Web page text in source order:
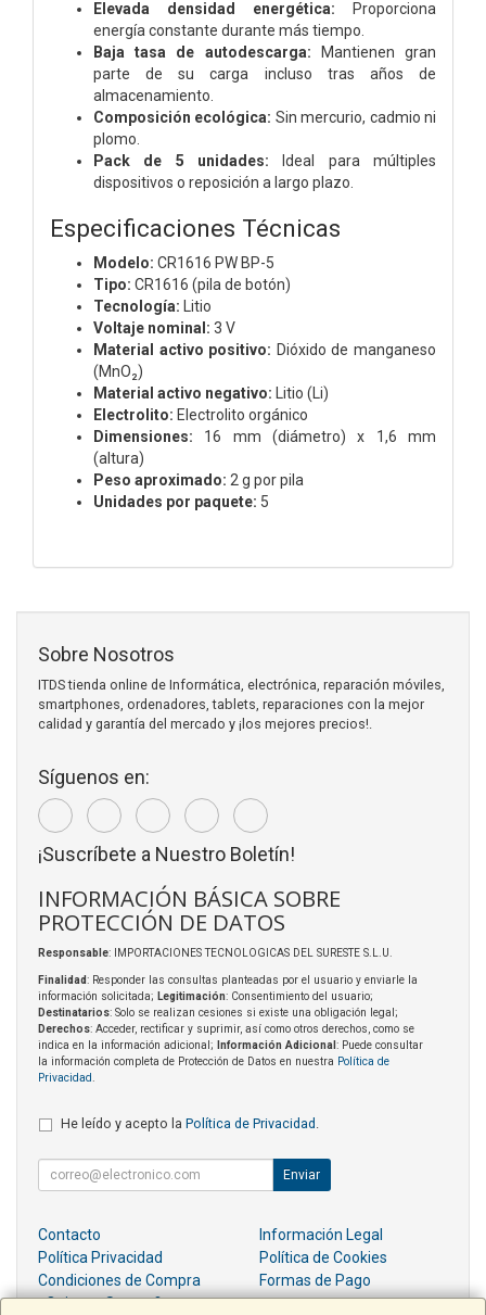
Elevada densidad energética: Proporciona
energía constante durante más tiempo.
Baja tasa de autodescarga: Mantienen gran
parte de su carga incluso tras años de
almacenamiento.
Composición ecológica: Sin mercurio, cadmio ni
plomo.
Pack de 5 unidades: Ideal para múltiples
dispositivos o reposición a largo plazo.
Especificaciones Técnicas
Modelo: CR1616 PW BP-5
Tipo: CR1616 (pila de botón)
Tecnología: Litio
Voltaje nominal: 3 V
Material activo positivo: Dióxido de manganeso
(MnO₂)
Material activo negativo: Litio (Li)
Electrolito: Electrolito orgánico
Dimensiones: 16 mm (diámetro) x 1,6 mm
(altura)
Peso aproximado: 2 g por pila
Unidades por paquete: 5
Sobre Nosotros
ITDS tienda online de Informática, electrónica, reparación móviles,
smartphones, ordenadores, tablets, reparaciones con la mejor
calidad y garantía del mercado y ¡los mejores precios!.
Síguenos en:
¡Suscríbete a Nuestro Boletín!
INFORMACIÓN BÁSICA SOBRE
PROTECCIÓN DE DATOS
Responsable: IMPORTACIONES TECNOLOGICAS DEL SURESTE S.L.U.
Finalidad: Responder las consultas planteadas por el usuario y enviarle la
información solicitada; Legitimación: Consentimiento del usuario;
Destinatarios: Solo se realizan cesiones si existe una obligación legal;
Derechos: Acceder, rectificar y suprimir, así como otros derechos, como se
indica en la información adicional;
Información Adicional : Puede consultar
la información completa de Protección de Datos en nuestra Política de
Privacidad
He leído y acepto la Política de Privacidad
Enviar
Contacto
Información Legal
Política Privacidad
Política de Cookies
Condiciones de Compra
Formas de Pago
¿Quienes Somos?